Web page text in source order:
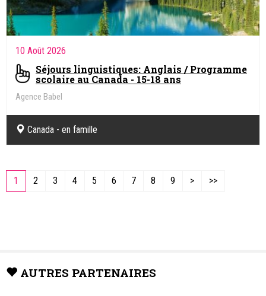
10 Août 2026
Séjours linguistiques: Anglais / Programme
scolaire au Canada - 15-18 ans
Agence Babel
Canada - en famille
1 2 3 4 5 6 7 8 9 > >>
AUTRES PARTENAIRES